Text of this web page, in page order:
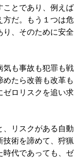
ことであり、例えば
方だ。もう１つは危
り、そのために安全
も事故も犯罪も戦
たら改善も改革も
ゼロリスクを追い求
リスクがある自動
術を諦めて、狩猟
時代であっても、ゼ